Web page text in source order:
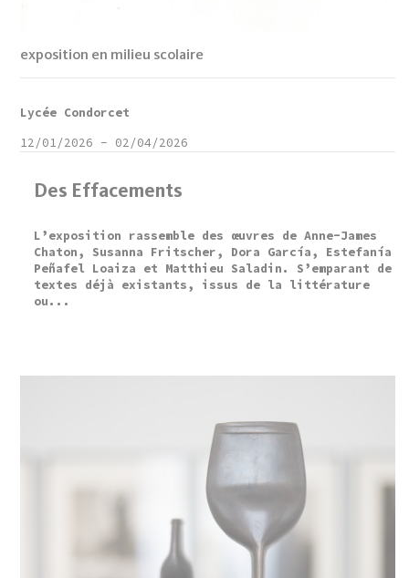
exposition en milieu scolaire
Des Effacements
L’exposition rassemble des œuvres de Anne-James
Chaton, Susanna Fritscher, Dora García, Estefanía
Peñafel Loaiza et Matthieu Saladin. S’emparant de
textes déjà existants, issus de la littérature
ou...
Lycée Condorcet
12/01/2026 - 02/04/2026